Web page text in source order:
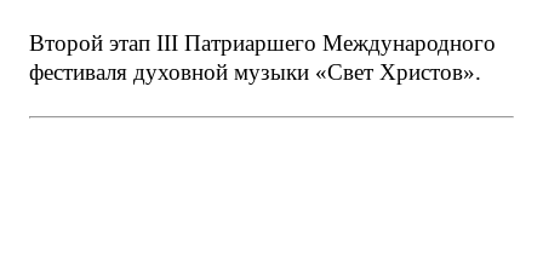
Второй этап III Патриаршего Международного
фестиваля духовной музыки «Свет Христов».